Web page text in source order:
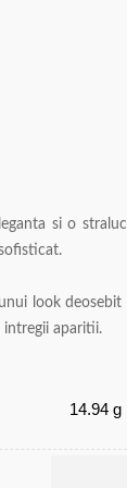
si o
look deosebit
intregii aparitii.
14.94 g